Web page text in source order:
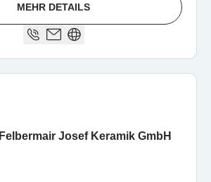
MEHR DETAILS
Felbermair Josef Keramik GmbH